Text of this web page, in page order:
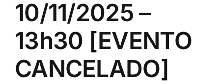
10/11/2025 –
13h30 [EVENTO
CANCELADO]